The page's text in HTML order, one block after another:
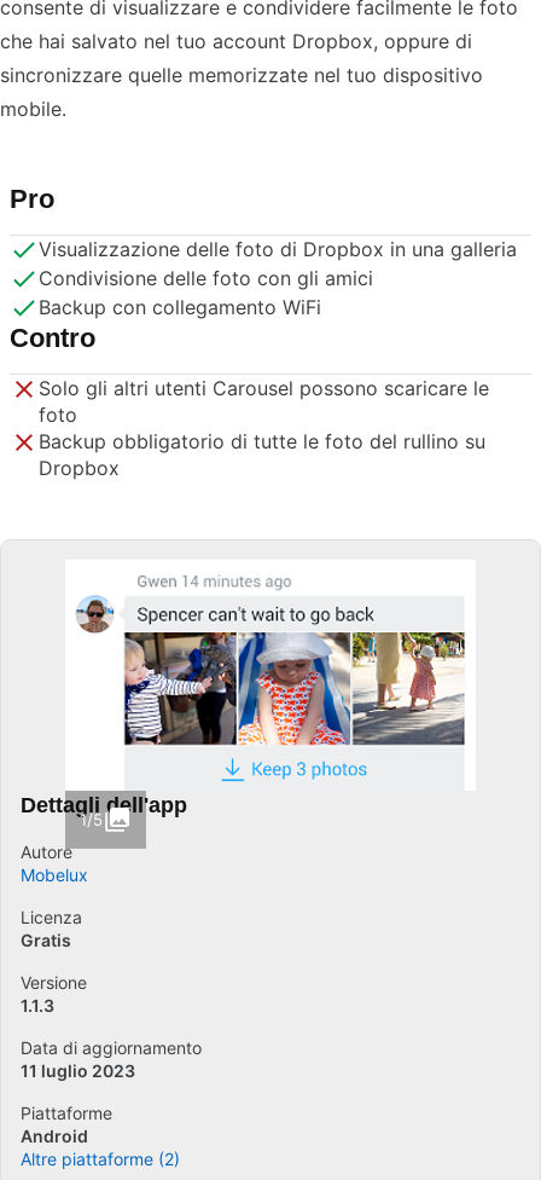
consente di visualizzare e condividere facilmente le foto
che hai salvato nel tuo account Dropbox, oppure di
sincronizzare quelle memorizzate nel tuo dispositivo
mobile.
Pro
Visualizzazione delle foto di Dropbox in una galleria
Condivisione delle foto con gli amici
Backup con collegamento WiFi
Contro
Solo gli altri utenti Carousel possono scaricare le
foto
Backup obbligatorio di tutte le foto del rullino su
Dropbox
1/5
Dettagli dell'app
Autore
Mobelux
Licenza
Gratis
Versione
1.1.3
Data di aggiornamento
11 luglio 2023
Piattaforme
Android
Altre piattaforme (2)